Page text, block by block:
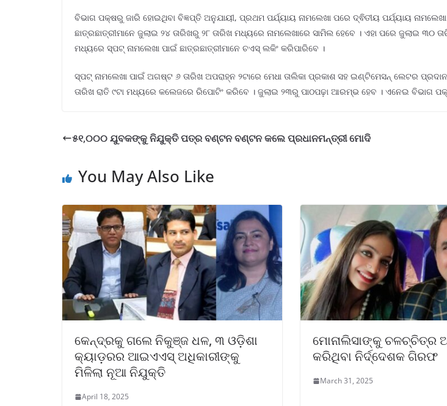
ବିଭାଗ ପକ୍ଷରୁ ଜାରି ହୋଇଥିବା ବିଜ୍ଞପ୍ତି ଅନୁଯାୟୀ, ପ୍ରଥମ ପର୍ଯ୍ୟାୟ ନାମଲେଖା ପରେ ଦ୍ଵିତୀୟ ପର୍ଯ୍ୟାୟ
ଛାତ୍ରଛାତ୍ରୀମାନେ ଜୁଲାଇ ୨୪ ତାରିଖରୁ ୨୮ ତାରିଖ ମଧ୍ୟରେ ନାମଲେଖାରେ ସାମିଲ ହେବେ । ଏହା ପରେ ଜୁଲାଇ
ମଧ୍ୟରେ ସ୍ପଟ୍ ନାମଲେଖା ପାଇଁ ଛାତ୍ରଛାତ୍ରୀମାନେ ଚଏସ୍ ଲକିଂ କରିପାରିବେ ।
ସ୍ପଟ୍ ନାମଲେଖା ପାଇଁ ଅଗଷ୍ଟ ୬ ତାରିଖ ଅପରାହ୍ନ ୨ଟାରେ ମେଧା ତାଲିକା ପ୍ରକାଶ ସହ ଇଣ୍ଟିମେସନ୍‌ ଲେଟର
ତାରିଖ ରାତି ୯ଟା ମଧ୍ୟରେ କଲେଜରେ ରିପୋଟିଂ କରିବେ । ଜୁଲାଇ ୨୩ରୁ ପାଠପଢ଼ା ଆରମ୍ଭ ହେବ । ଏନେଇ ବିଭାଗ
୫୧,୦୦୦ ଯୁବକଙ୍କୁ ନିଯୁକ୍ତି ପତ୍ର ବଣ୍ଟନ ବଣ୍ଟନ କଲେ ପ୍ରଧାନମନ୍ତ୍ରୀ ମୋଦି
You May Also Like
କେନ୍ଦ୍ରକୁ ଗଲେ ନିକୁଞ୍ଜ ଧଳ, ୩ ଓଡ଼ିଶା
କ୍ୟାଡ଼ରର ଆଇଏଏସ୍ ଅଧିକାରୀଙ୍କୁ
ମିଳିଲା ନୂଆ ନିଯୁକ୍ତି
April 18, 2025
ମୋନାଲିସାଙ୍କୁ ଚଳଚ୍ଚିତ୍ର
କରିଥିବା ନିର୍ଦ୍ଦେଶକ ଗିରଫ
March 31, 2025